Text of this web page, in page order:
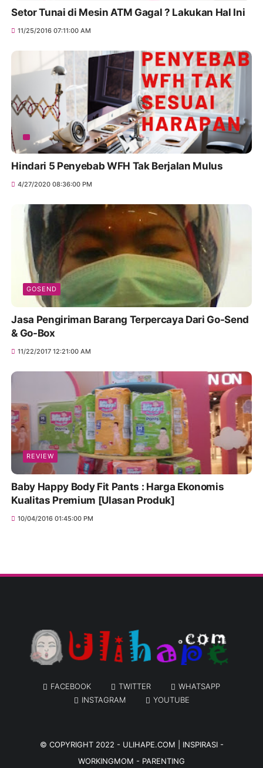
Setor Tunai di Mesin ATM Gagal ? Lakukan Hal Ini
11/25/2016 07:11:00 AM
Hindari 5 Penyebab WFH Tak Berjalan Mulus
4/27/2020 08:36:00 PM
GOSEND
Jasa Pengiriman Barang Terpercaya Dari Go-Send
& Go-Box
11/22/2017 12:21:00 AM
REVIEW
Baby Happy Body Fit Pants : Harga Ekonomis
Kualitas Premium [Ulasan Produk]
10/04/2016 01:45:00 PM
FACEBOOK TWITTER
WHATSAPP
INSTAGRAM
YOUTUBE
© COPYRIGHT 2022 - ULIHAPE.COM | INSPIRASI -
WORKINGMOM - PARENTING